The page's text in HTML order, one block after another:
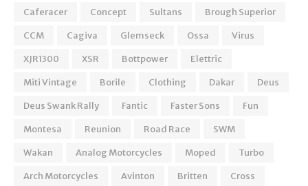
Caferacer
Concept Sultans
Brough Superior
CCM
Cagiva Glemseck Ossa
Virus
XJR1300
XSR Bottpower
Elettric
Miti Vintage
Borile Clothing Dakar
Deus
Deus Swank Rally
Fantic Faster Sons
Fun
Montesa
Reunion Road Race
SWM
Wakan
Analog Motorcycles Moped
Turbo
Arch Motorcycles
Avinton Britten
Cross